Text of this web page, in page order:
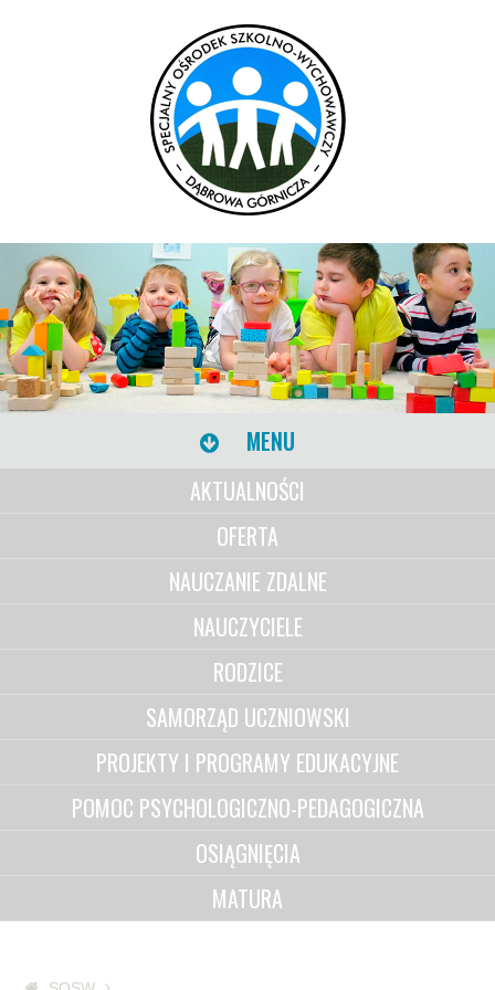
MENU
AKTUALNOŚCI
OFERTA
NAUCZANIE ZDALNE
NAUCZYCIELE
RODZICE
SAMORZĄD UCZNIOWSKI
PROJEKTY I PROGRAMY EDUKACYJNE
POMOC PSYCHOLOGICZNO-PEDAGOGICZNA
OSIĄGNIĘCIA
MATURA